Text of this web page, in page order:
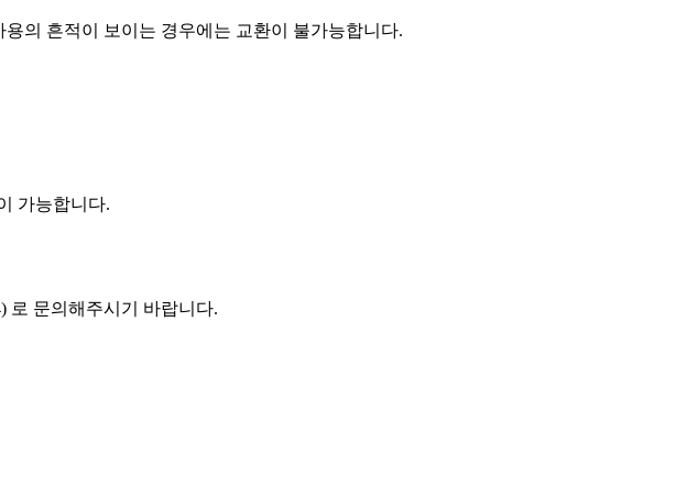
의 흔적이 보이는 경우에는 교환이 불가능합니다.
가능합니다.
로 문의해주시기 바랍니다.